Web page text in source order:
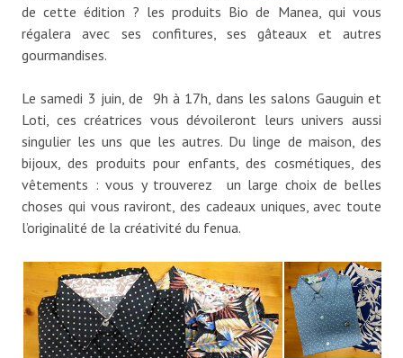
de cette édition ? les produits Bio de Manea, qui vous
régalera avec ses confitures, ses gâteaux et autres
gourmandises.
Le samedi 3 juin, de 9h à 17h, dans les salons Gauguin et
Loti, ces créatrices vous dévoileront leurs univers aussi
singulier les uns que les autres. Du linge de maison, des
bijoux, des produits pour enfants, des cosmétiques, des
vêtements : vous y trouverez un large choix de belles
choses qui vous raviront, des cadeaux uniques, avec toute
l’originalité de la créativité du fenua.